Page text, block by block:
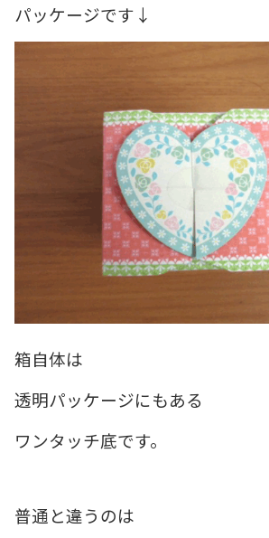
パッケージです↓
箱自体は
透明パッケージにもある
ワンタッチ底です。
普通と違うのは